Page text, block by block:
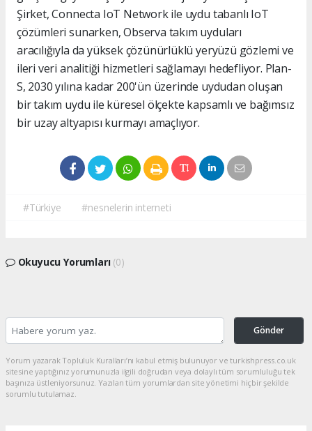
Şirket, Connecta IoT Network ile uydu tabanlı IoT
çözümleri sunarken, Observa takım uyduları
aracılığıyla da yüksek çözünürlüklü yeryüzü gözlemi ve
ileri veri analitiği hizmetleri sağlamayı hedefliyor. Plan-
S, 2030 yılına kadar 200'ün üzerinde uydudan oluşan
bir takım uydu ile küresel ölçekte kapsamlı ve bağımsız
bir uzay altyapısı kurmayı amaçlıyor.
#Türkiye #nesnelerin interneti
Okuyucu Yorumları (0)
Gönder
Yorum yazarak Topluluk Kuralları’nı kabul etmiş bulunuyor ve turkishpress.co.uk
sitesine yaptığınız yorumunuzla ilgili doğrudan veya dolaylı tüm sorumluluğu tek
başınıza üstleniyorsunuz. Yazılan tüm yorumlardan site yönetimi hiçbir şekilde
sorumlu tutulamaz.